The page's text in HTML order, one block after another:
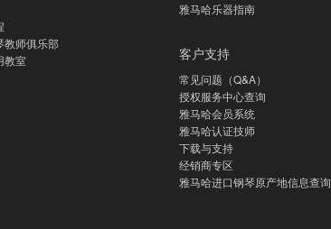
教师俱乐部
教室
雅马哈乐器指南
客户支持
常见问题（Q&A）
授权服务中心查询
雅马哈会员系统
雅马哈认证技师
下载与支持
经销商专区
雅马哈进口钢琴原产地信息查询